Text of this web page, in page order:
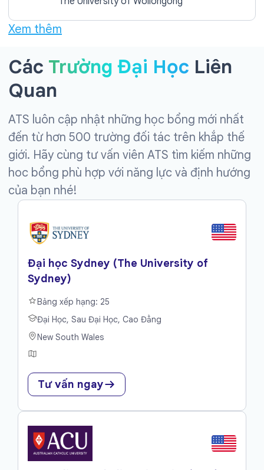
Xem thêm
Các Trường Đại Học Liên
Quan
ATS luôn cập nhật những học bổng mới nhất
đến từ hơn 500 trường đối tác trên khắp thế
giới. Hãy cùng tư vấn viên ATS tìm kiếm những
hoc bổng phù hợp với năng lực và định hướng
của bạn nhé!
Đại học Sydney (The University of
Sydney)
Bảng xếp hạng: 25
Đại Học, Sau Đại Học, Cao Đẳng
New South Wales
Tư vấn ngay